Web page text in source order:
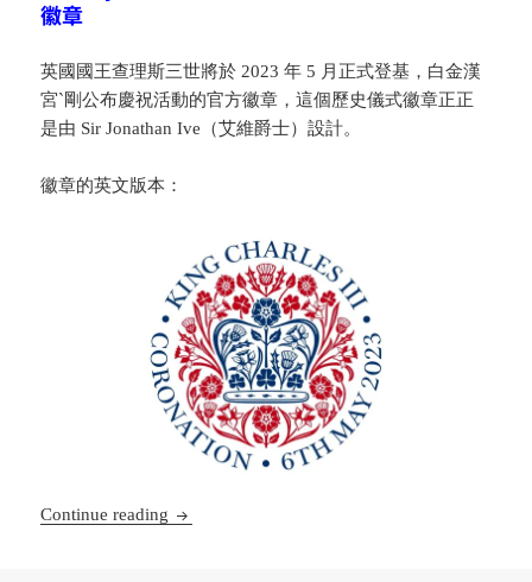
徽章
英國國王查理斯三世將於 2023 年 5 月正式登基，白金漢
宮`剛公布慶祝活動的官方徽章，這個歷史儀式徽章正正
是由 Sir Jonathan Ive（艾維爵士）設計。
徽章的英文版本：
Continue reading iPhone/iPad iOS教學系列(17) – 前 Apple 設